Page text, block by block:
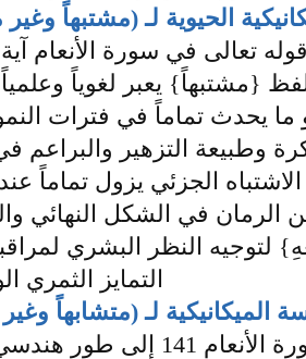
الحيوية لـ (مشتبهاً
{مشتبهاً} يعبر لغوياً
يحدث تماماً في فترات
وطبيعة التزهير
الجزئي يزول تماماً
عن الرمان في الشكل النهائي
لتوجيه النظر البشري
التمايز الثمري
الميكانيكية لـ (متشابهاً
الامتداد البياني ينتقل